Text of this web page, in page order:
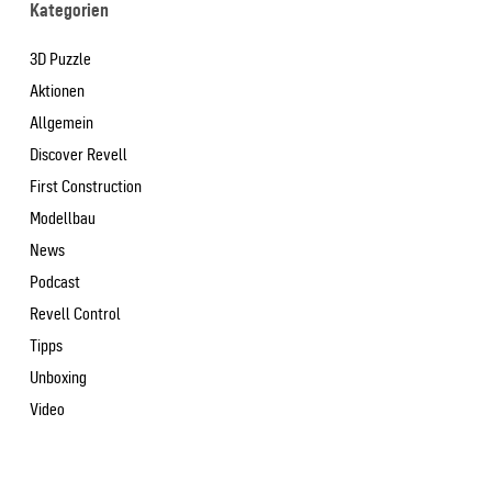
Kategorien
3D Puzzle
Aktionen
Allgemein
Discover Revell
First Construction
Modellbau
News
Podcast
Revell Control
Tipps
Unboxing
Video